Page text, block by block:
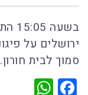
סמוך לבית חורון.